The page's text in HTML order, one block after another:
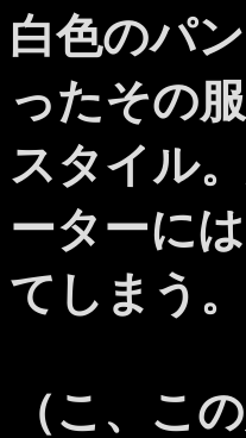
白色のパ
ったその
スタイル
ーターに
てしまう。
（こ、こ